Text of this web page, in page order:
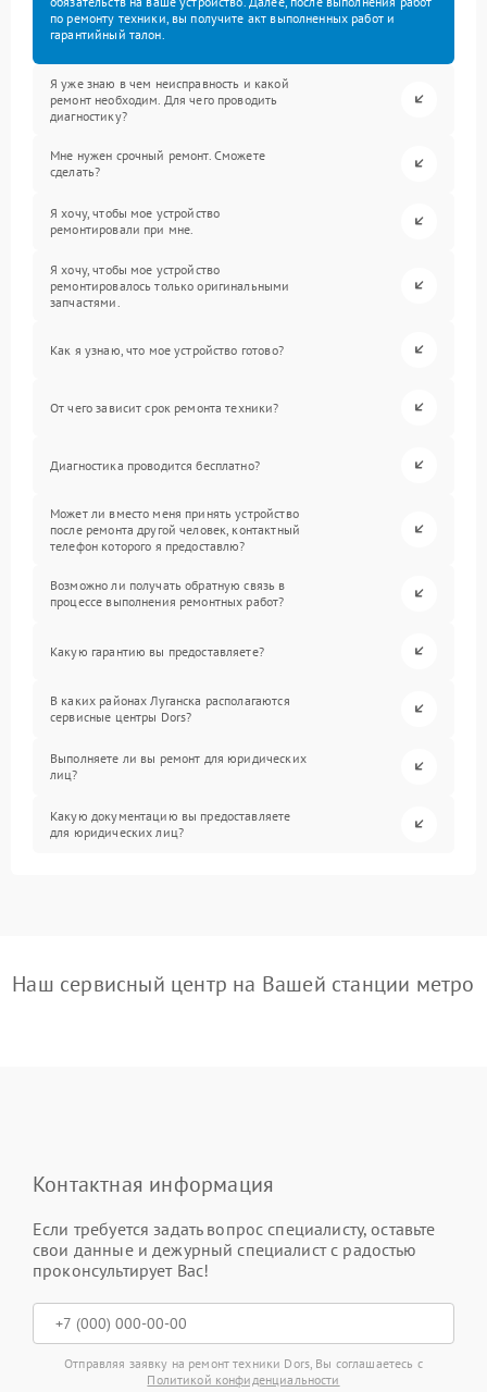
по ремонту техники, вы получите акт выполненных работ и
гарантийный талон.
Я уже знаю в чем неисправность и какой
ремонт необходим. Для чего проводить
диагностику?
Мне нужен срочный ремонт. Сможете
сделать?
Я хочу, чтобы мое устройство
ремонтировали при мне.
Я хочу, чтобы мое устройство
ремонтировалось только оригинальными
запчастями.
Как я узнаю, что мое устройство готово?
От чего зависит срок ремонта техники?
Диагностика проводится бесплатно?
Может ли вместо меня принять устройство
после ремонта другой человек, контактный
телефон которого я предоставлю?
Возможно ли получать обратную связь в
процессе выполнения ремонтных работ?
Какую гарантию вы предоставляете?
В каких районах Луганска располагаются
сервисные центры Dors?
Выполняете ли вы ремонт для юридических
лиц?
Какую документацию вы предоставляете
для юридических лиц?
Наш сервисный центр на Вашей станции метро
Контактная информация
Если требуется задать вопрос специалисту, оставьте
свои данные и дежурный специалист с радостью
проконсультирует Вас!
Отправляя заявку на ремонт техники Dors, Вы соглашаетесь с
Политикой конфиденциальности